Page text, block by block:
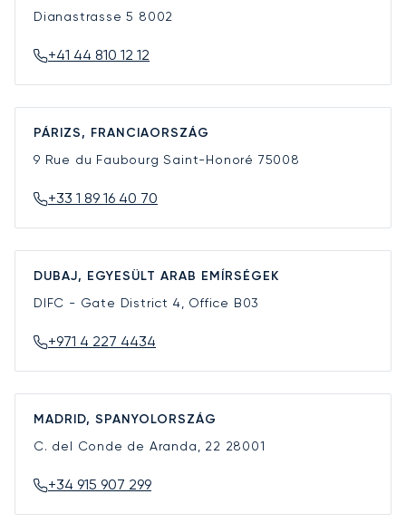
Dianastrasse 5 8002
+41 44 810 12 12
PÁRIZS, FRANCIAORSZÁG
9 Rue du Faubourg Saint-Honoré 75008
+33 1 89 16 40 70
DUBAJ, EGYESÜLT ARAB EMÍRSÉGEK
DIFC - Gate District 4, Office B03
+971 4 227 4434
MADRID, SPANYOLORSZÁG
C. del Conde de Aranda, 22 28001
+34 915 907 299